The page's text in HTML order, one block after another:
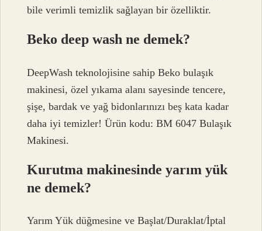
bile verimli temizlik sağlayan bir özelliktir.
Beko deep wash ne demek?
DeepWash teknolojisine sahip Beko bulaşık
makinesi, özel yıkama alanı sayesinde tencere,
şişe, bardak ve yağ bidonlarınızı beş kata kadar
daha iyi temizler! Ürün kodu: BM 6047 Bulaşık
Makinesi.
Kurutma makinesinde yarım yük
ne demek?
Yarım Yük düğmesine ve Başlat/Duraklat/İptal